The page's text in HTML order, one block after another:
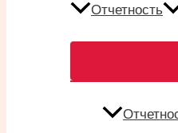
Отчетность